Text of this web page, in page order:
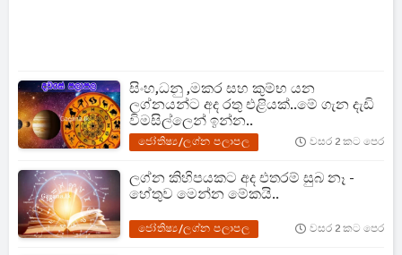
සිංහ,ධනු ,මකර සහ කුම්භ යන
ලග්නයන්ට අද රතු එළියක්..මේ ගැන දැඩි
විමසිල්ලෙන් ඉන්න..
ජෝතිෂ්‍ය/ලග්න පලාපල වසර 2 කට පෙර
ලග්න කිහිපයකට අද එතරම් සුබ නෑ -
හේතුව මෙන්න මේකයි..
ජෝතිෂ්‍ය/ලග්න පලාපල වසර 2 කට පෙර